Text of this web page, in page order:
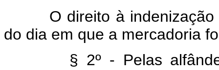
O direito à
do dia em que a mercadoria
§ 2º - Pelas